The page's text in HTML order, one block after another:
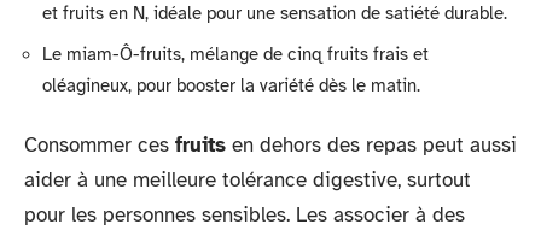
et fruits en N, idéale pour une sensation de satiété durable.
Le miam-Ô-fruits, mélange de cinq fruits frais et
oléagineux, pour booster la variété dès le matin.
Consommer ces fruits en dehors des repas peut aussi
aider à une meilleure tolérance digestive, surtout
pour les personnes sensibles. Les associer à des